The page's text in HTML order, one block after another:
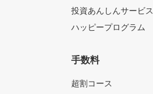
投資あんしんサービス
ハッピープログラム
手数料
超割コース